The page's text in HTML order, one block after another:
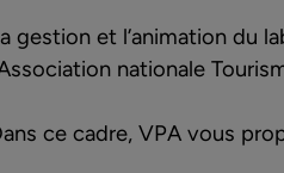
gestion et l’animation du
nationale
ce cadre, VPA vous